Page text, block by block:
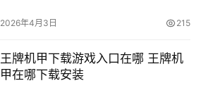
2026年4月3日 215
王牌机甲下载游戏入口在哪 王牌机
甲在哪下载安装